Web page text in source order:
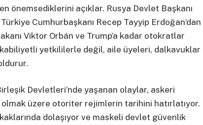
önemsediklerini açıklar. Rusya Devlet Başkanı
Cumhurbaşkanı Recep Tayyip Erdoğan’dan
Viktor Orbán ve Trump’a kadar otokratlar
yetkililerle değil, aile üyeleri, dalkavuklar
Devletleri’nde yaşanan olaylar, askeri
üzere otoriter rejimlerin tarihini hatırlatıyor.
dolaşıyor ve maskeli devlet güvenlik